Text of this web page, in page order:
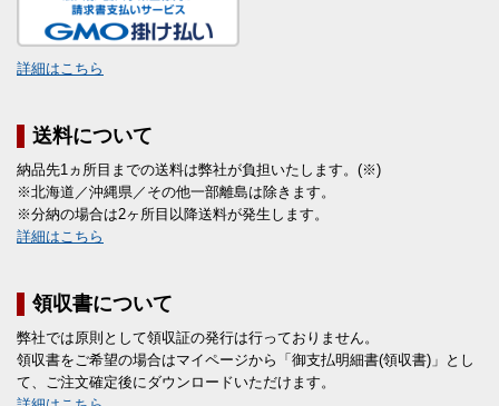
詳細はこちら
送料について
納品先1ヵ所目までの送料は弊社が負担いたします。(※)
※北海道／沖縄県／その他一部離島は除きます。
※分納の場合は2ヶ所目以降送料が発生します。
詳細はこちら
領収書について
弊社では原則として領収証の発行は行っておりません。
領収書をご希望の場合はマイページから「御支払明細書(領収書)」とし
て、ご注文確定後にダウンロードいただけます。